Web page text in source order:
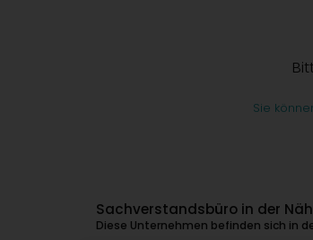
Sie
Sachverstandsbüro in der
Diese Unternehmen befinden sich in